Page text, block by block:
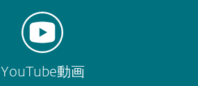
YouTube動画